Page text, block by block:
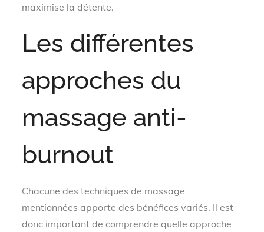
maximise la détente.
Les différentes
approches du
massage anti-
burnout
Chacune des techniques de massage
mentionnées apporte des bénéfices variés. Il est
donc important de comprendre quelle approche